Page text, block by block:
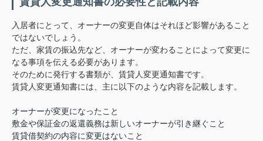
入居者にとって、オーナーの変更自体はそれほど影響があること
ではないでしょう。
ただ、家賃の振込先など、オーナーが変わることによって変更に
なる事項を伝える必要があります。
そのために発行する書類が、賃貸人変更通知書です。
賃貸人変更通知書には、主に以下のような内容を記載します。
オーナーが変更になったこと
敷金や保証金の返還義務は新しいオーナーが引き継ぐこと
賃貸借契約の内容に変更はないこと